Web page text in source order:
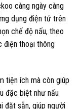
càng ngày càng
dụng điện tử trên
chế độ nấu, theo
điện thoại thông
tiện ích mà còn giúp
đặc biệt như nấu
đặt sẵn, giúp người